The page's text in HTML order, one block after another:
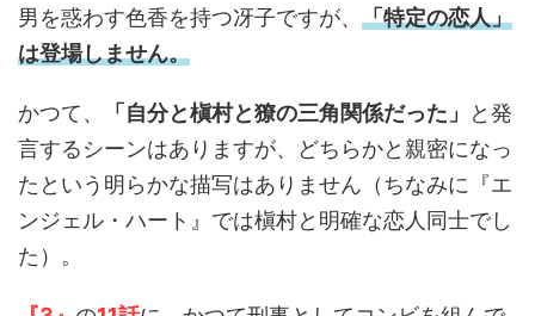
男を惑わす色香を持つ冴子ですが、 「特定の恋人」
は登場しません。
かつて、 「自分と槇村と獠の三角関係だった」
と発
言するシーンはありますが、どちらかと親密になっ
たという明らかな描写はありません（ちなみに『エ
ンジェル・ハート』では槇村と明確な恋人同士でし
た）。